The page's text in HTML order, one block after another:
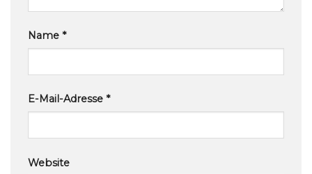
Name *
E-Mail-Adresse *
Website